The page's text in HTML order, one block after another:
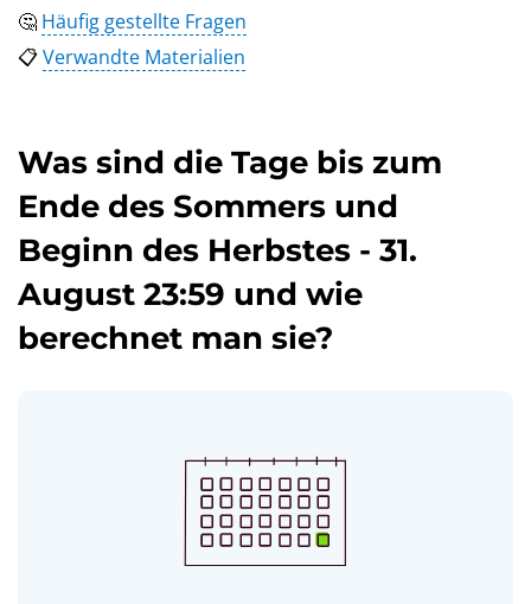
🤔 Häufig gestellte Fragen
📋Verwandte Materialien
Was sind die Tage bis zum
Ende des Sommers und
Beginn des Herbstes - 31.
August 23:59 und wie
berechnet man sie?